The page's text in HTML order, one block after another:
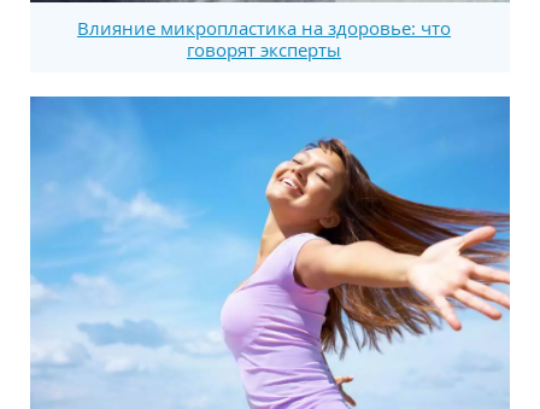
Влияние микропластика на здоровье: что
говорят эксперты